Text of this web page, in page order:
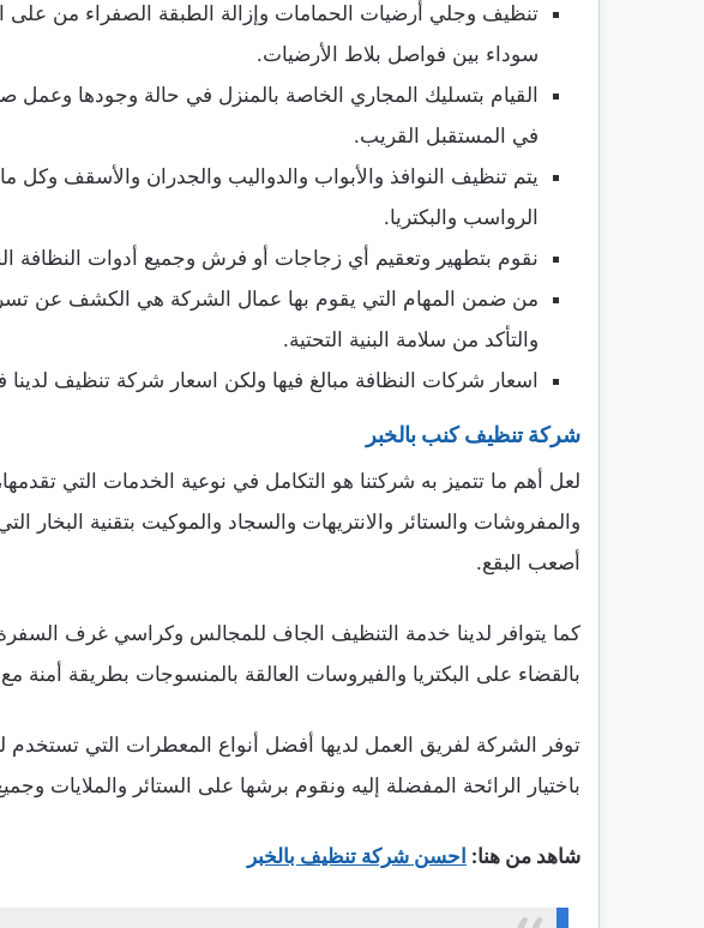
تنظيف وجلي أرضيات الحمامات وإزالة الطبقة الصفراء من على
سوداء بين فواصل بلاط الأرضيات.
القيام بتسليك المجاري الخاصة بالمنزل في حالة وجودها وعمل
في المستقبل القريب.
يتم تنظيف النوافذ والأبواب والدواليب والجدران والأسقف
الرواسب والبكتريا.
نقوم بتطهير وتعقيم أي زجاجات أو فرش وجميع أدوات النظافة
من ضمن المهام التي يقوم بها عمال الشركة هي الكشف عن
والتأكد من سلامة البنية التحتية.
اسعار شركات النظافة مبالغ فيها ولكن اسعار شركة تنظيف
شركة تنظيف كنب بالخبر
لعل أهم ما تتميز به شركتنا هو التكامل في نوعية الخدمات التي
والمفروشات والستائر والانتريهات والسجاد والموكيت بتقنية البخار
أصعب البقع.
كما يتوافر لدينا خدمة التنظيف الجاف للمجالس وكراسي غرف
بالقضاء على البكتريا والفيروسات العالقة بالمنسوجات بطريقة أمنة مع
توفر الشركة لفريق العمل لديها أفضل أنواع المعطرات التي
باختيار الرائحة المفضلة إليه ونقوم برشها على الستائر والملايات
شاهد من هنا: احسن شركة تنظيف بالخبر